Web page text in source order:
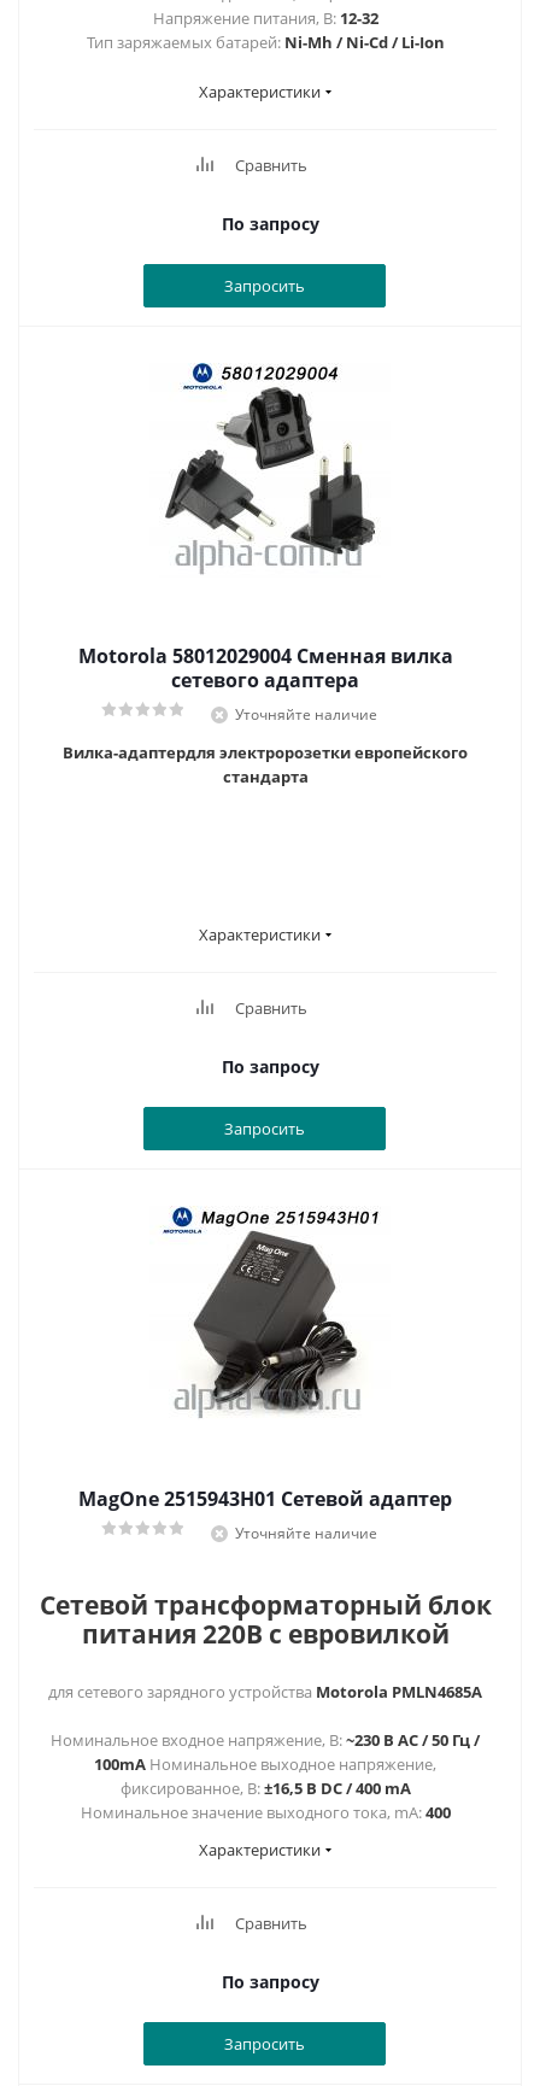
Напряжение питания, В: 12-32
Тип заряжаемых батарей: Ni-Mh / Ni-Cd / Li-Ion
Характеристики
Сравнить
По запросу
Запросить
Motorola 58012029004 Сменная вилка
сетевого адаптера
Уточняйте наличие
Вилка-адаптердля электророзетки европейского
стандарта
Характеристики
Сравнить
По запросу
Запросить
MagOne 2515943H01 Сетевой адаптер
Уточняйте наличие
Сетевой трансформаторный блок
питания 220В с евровилкой
для cетевого зарядного устройства Motorola PMLN4685A
Номинальное входное напряжение, В:~230 В AC / 50 Гц /
100mA Номинальное выходное напряжение,
фиксированное, В:±16,5 В DC / 400 mA
Номинальное значение выходного тока, mА:400
Характеристики
Сравнить
По запросу
Запросить